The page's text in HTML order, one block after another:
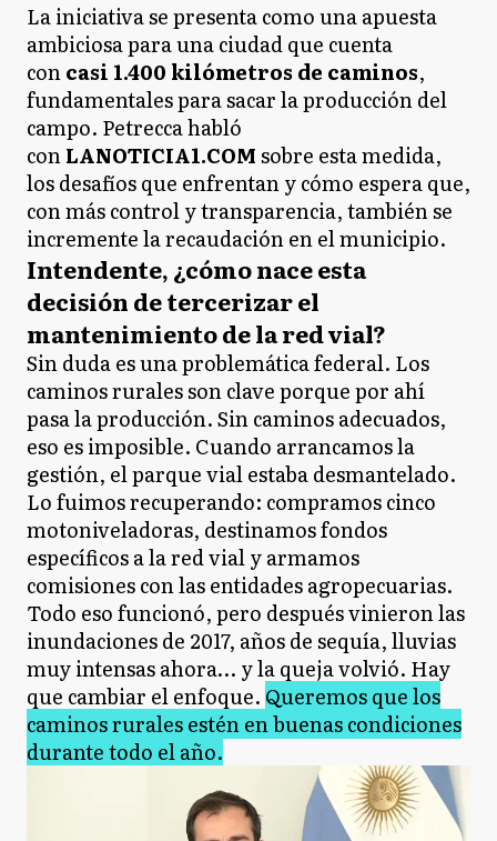
La iniciativa se presenta como una apuesta
ambiciosa para una ciudad que cuenta
concasi 1.400 kilómetros de caminos,
fundamentales para sacar la producción del
campo. Petrecca habló
conLANOTICIA1.COMsobre esta medida,
los desafíos que enfrentan y cómo espera que,
con más control y transparencia, también se
incremente la recaudación en el municipio.
Intendente, ¿cómo nace esta
decisión de tercerizar el
mantenimiento de la red vial?
Sin duda es una problemática federal. Los
caminos rurales son clave porque por ahí
pasa la producción. Sin caminos adecuados,
eso es imposible. Cuando arrancamos la
gestión, el parque vial estaba desmantelado.
Lo fuimos recuperando: compramos cinco
motoniveladoras, destinamos fondos
específicos a la red vial y armamos
comisiones con las entidades agropecuarias.
Todo eso funcionó, pero después vinieron las
inundaciones de 2017, años de sequía, lluvias
muy intensas ahora… y la queja volvió. Hay
que cambiar el enfoque. Queremos que los
caminos rurales estén en buenas condiciones
durante todo el año.